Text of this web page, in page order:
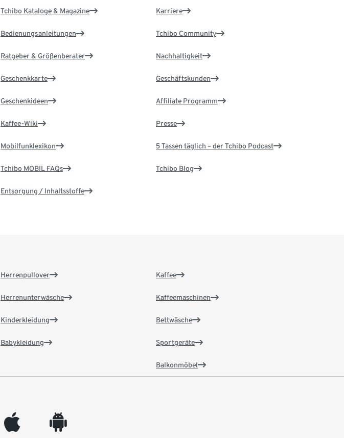
Tchibo Kataloge & Magazine
Bedienungsanleitungen
Ratgeber & Größenberater
Geschenkkarte
Geschenkideen
Kaffee-Wiki
Mobilfunklexikon
Tchibo MOBIL FAQs
Entsorgung / Inhaltsstoffe
Karriere
Tchibo Community
Nachhaltigkeit
Geschäftskunden
Affiliate Programm
Presse
5 Tassen täglich – der Tchibo Podcast
Tchibo Blog
Herrenpullover
Herrenunterwäsche
Kinderkleidung
Babykleidung
Kaffee
Kaffeemaschinen
Bettwäsche
Sportgeräte
Balkonmöbel
appleinc android